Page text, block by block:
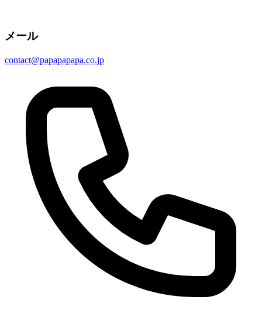
メール
contact@papapapapa.co.jp